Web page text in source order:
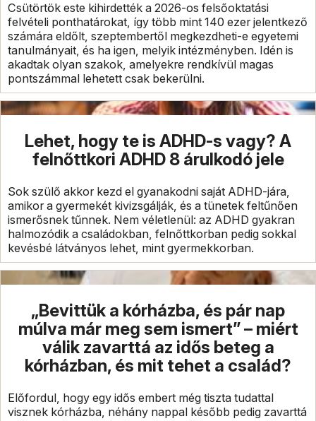
Csütörtök este kihirdették a 2026-os felsőoktatási
felvételi ponthatárokat, így több mint 140 ezer jelentkező
számára eldőlt, szeptembertől megkezdheti-e egyetemi
tanulmányait, és ha igen, melyik intézményben. Idén is
akadtak olyan szakok, amelyekre rendkívül magas
pontszámmal lehetett csak bekerülni.
Lehet, hogy te is ADHD-s vagy? A
felnőttkori ADHD 8 árulkodó jele
Sok szülő akkor kezd el gyanakodni saját ADHD-jára,
amikor a gyermekét kivizsgálják, és a tünetek feltűnően
ismerősnek tűnnek. Nem véletlenül: az ADHD gyakran
halmozódik a családokban, felnőttkorban pedig sokkal
kevésbé látványos lehet, mint gyermekkorban.
„Bevittük a kórházba, és pár nap
múlva már meg sem ismert” – miért
válik zavarttá az idős beteg a
kórházban, és mit tehet a család?
Előfordul, hogy egy idős embert még tiszta tudattal
visznek kórházba, néhány nappal később pedig zavarttá